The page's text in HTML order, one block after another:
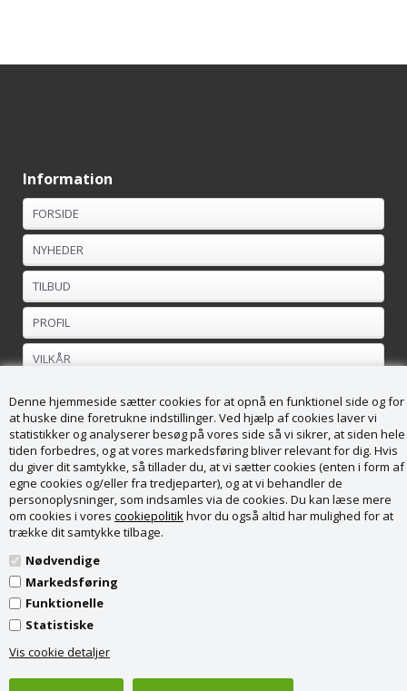
Denne hjemmeside sætter cookies for at opnå en funktionel side og for
at huske dine foretrukne indstillinger. Ved hjælp af cookies laver vi
statistikker og analyserer besøg på vores side så vi sikrer, at siden hele
tiden forbedres, og at vores markedsføring bliver relevant for dig. Hvis
du giver dit samtykke, så tillader du, at vi sætter cookies (enten i form af
egne cookies og/eller fra tredjeparter), og at vi behandler de
personoplysninger, som indsamles via de cookies. Du kan læse mere
om cookies i vores cookiepolitikhvor du også altid har mulighed for at
trække dit samtykke tilbage.
Nødvendige
Markedsføring
Funktionelle
Statistiske
Vis cookie detaljer
Information
FORSIDE
NYHEDER
TILBUD
PROFIL
VILKÅR
FORTRYDELSESRET
Kundeservice
Køge Brændesalg ApS
Vordingborgvej 169
4682 Tureby
CVR nr. 36988789
Tel: + 45 28 82 53 71
info@kbsalg.dk